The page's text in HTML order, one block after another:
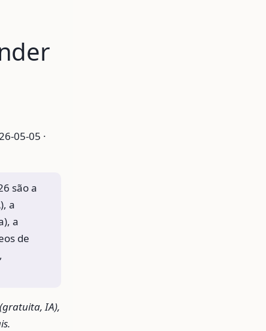
05-05 ·
são a
a
a
de
IA),